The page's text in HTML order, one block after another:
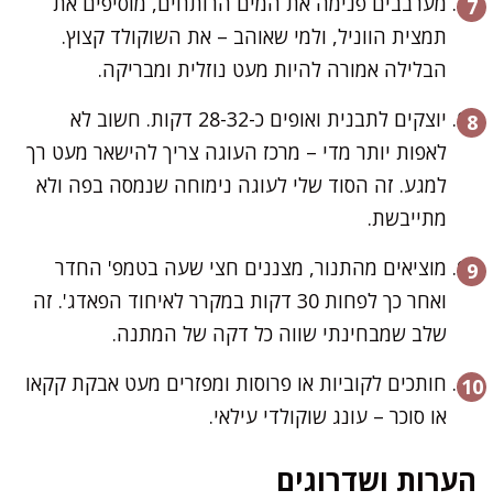
תמצית הווניל, ולמי שאוהב – את השוקולד קצוץ.
הבלילה אמורה להיות מעט נוזלית ומבריקה.
יוצקים לתבנית ואופים כ-28-32 דקות. חשוב לא
לאפות יותר מדי – מרכז העוגה צריך להישאר מעט רך
למגע. זה הסוד שלי לעוגה נימוחה שנמסה בפה ולא
מתייבשת.
מוציאים מהתנור, מצננים חצי שעה בטמפ' החדר
ואחר כך לפחות 30 דקות במקרר לאיחוד הפאדג'. זה
שלב שמבחינתי שווה כל דקה של המתנה.
חותכים לקוביות או פרוסות ומפזרים מעט אבקת קקאו
או סוכר – עונג שוקולדי עילאי.
הערות ושדרוגים